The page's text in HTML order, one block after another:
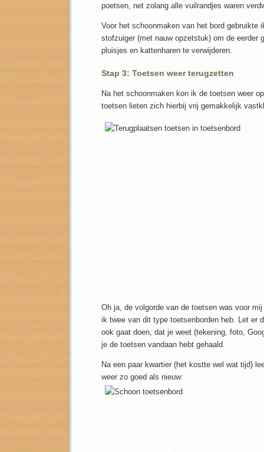
poetsen, net zolang alle vuilrandjes waren
Voor het schoonmaken van het bord gebruikte
stofzuiger (met nauw opzetstuk) om de eerder
pluisjes en kattenharen te verwijderen.
Stap 3: Toetsen weer terugzetten
Na het schoonmaken kon ik de toetsen weer
toetsen lieten zich hierbij vrij gemakkelijk
Oh ja, de volgorde van de toetsen was voor
ik twee van dit type toetsenborden heb. Let er
ook gaat doen, dat je weet (tekening, foto,
je de toetsen vandaan hebt gehaald.
Na een paar kwartier (het kostte wel wat tijd)
weer zo goed als nieuw: